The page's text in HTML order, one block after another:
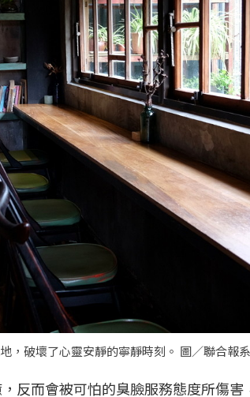
，破壞了心靈安靜的寧靜時刻。 圖／聯合報
反而會被可怕的臭臉服務態度所傷